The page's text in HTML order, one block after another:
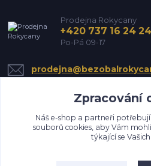
Prodejna Rokycany
+420 737 16 24 24
Po-Pá 09-17
Upravit sběr
Zpracování
Náš e-shop a partneři potřebují
souborů cookies, aby Vám
týkající se